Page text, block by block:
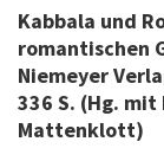
Kabbala und
romantischen
Niemeyer
336 S. (Hg.
Mattenklott)